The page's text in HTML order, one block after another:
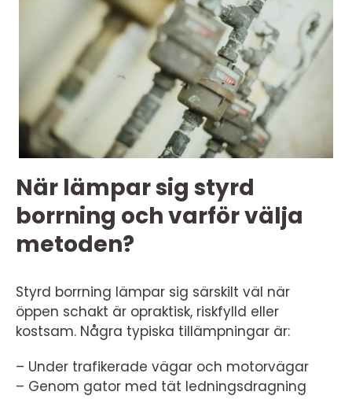
När lämpar sig styrd
borrning och varför välja
metoden?
Styrd borrning lämpar sig särskilt väl när
öppen schakt är opraktisk, riskfylld eller
kostsam. Några typiska tillämpningar är:
– Under trafikerade vägar och motorvägar
– Genom gator med tät ledningsdragning